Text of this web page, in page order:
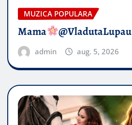
MUZICA POPULARA
Mama @VladutaLupau
admin aug. 5, 2026